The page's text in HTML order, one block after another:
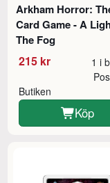
Arkham Horror:
Card Game - A
The Fog
215 kr 1 i
Butiken
Köp